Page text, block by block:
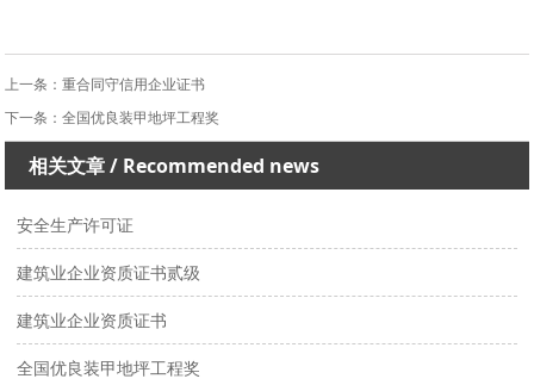
上一条：重合同守信用企业证书
下一条：全国优良装甲地坪工程奖
相关文章/ Recommended news
安全生产许可证
建筑业企业资质证书贰级
建筑业企业资质证书
全国优良装甲地坪工程奖